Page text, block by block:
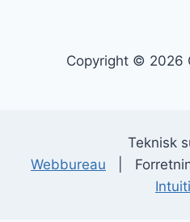
Copyright © 2026
Teknisk
Webbureau |